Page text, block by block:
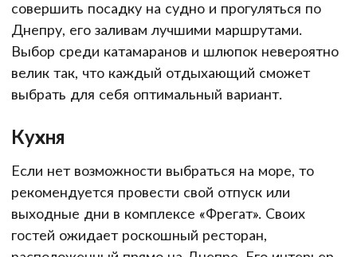
совершить посадку на судно и прогуляться по
Днепру, его заливам лучшими маршрутами.
Выбор среди катамаранов и шлюпок невероятно
велик так, что каждый отдыхающий сможет
выбрать для себя оптимальный вариант.
Кухня
Если нет возможности выбраться на море, то
рекомендуется провести свой отпуск или
выходные дни в комплексе «Фрегат». Своих
гостей ожидает роскошный ресторан,